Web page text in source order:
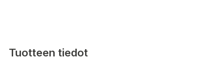
Tuotteen tiedot